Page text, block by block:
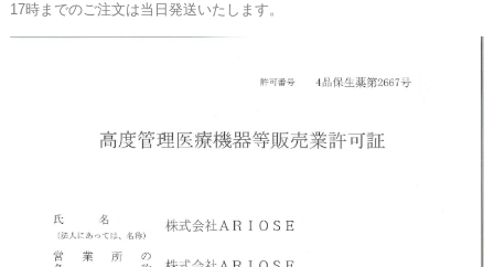
17時までのご注文は当日発送いたします。